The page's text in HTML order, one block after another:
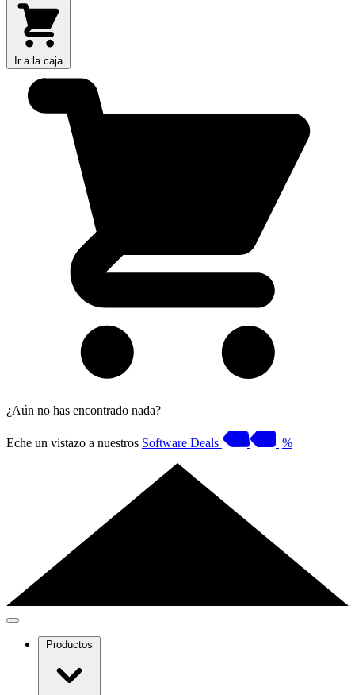
Ir a la caja
¿Aún no has encontrado nada?
Eche un vistazo a nuestros Software Deals %
Productos